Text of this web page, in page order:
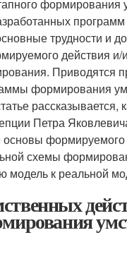
формирования
трудности и
действия и/
Приводятся
формирования
рассказывается,
Петра
схемы
модель к реальной